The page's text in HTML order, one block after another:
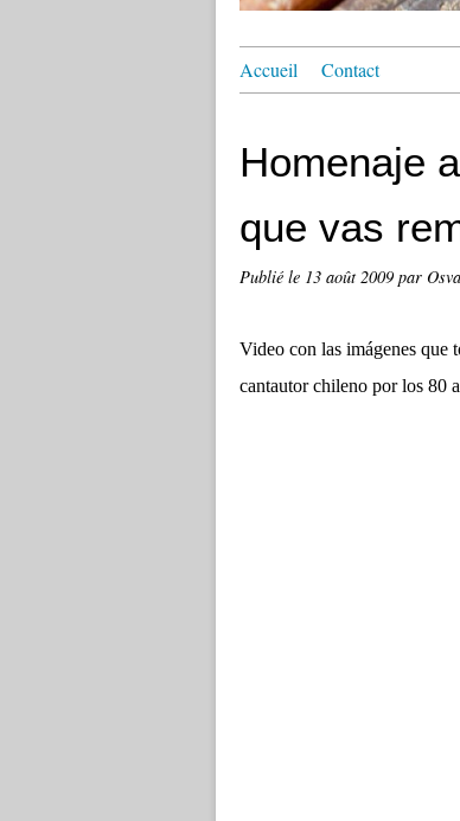
Accueil Contact
Homenaje
que vas
Publié le 13 août 2009 par
Video con las imágenes que
cantautor chileno por los 80